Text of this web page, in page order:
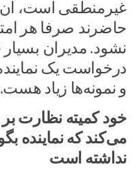
غیرمنطقی است، آن
حاضرند صرفا هر
نشود. مدیران بسیار
درخواست یک
و نمونه‌ها زیاد هست.
خود کمیته نظارت بر
می‌کند که نماینده
نداشته است